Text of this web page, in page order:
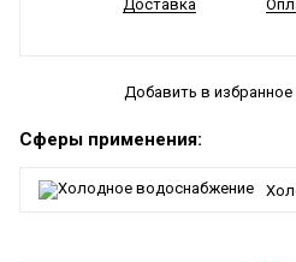
Доставка
Добавить в избранное
Сферы применения: